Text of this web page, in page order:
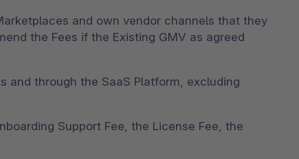
and own vendor channels that they
the Fees if the Existing GMV as agreed
and through the SaaS Platform, excluding
Support Fee, the License Fee, the